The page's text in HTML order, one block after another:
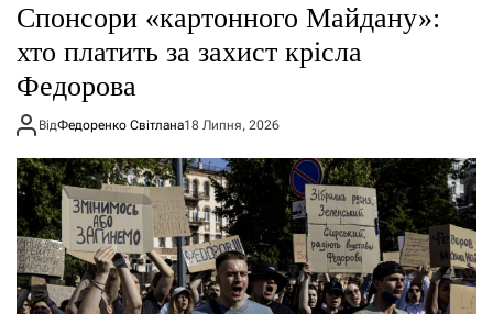
Спонсори «картонного Майдану»:
хто платить за захист крісла
Федорова
ВідФедоренко Світлана18 Липня, 2026